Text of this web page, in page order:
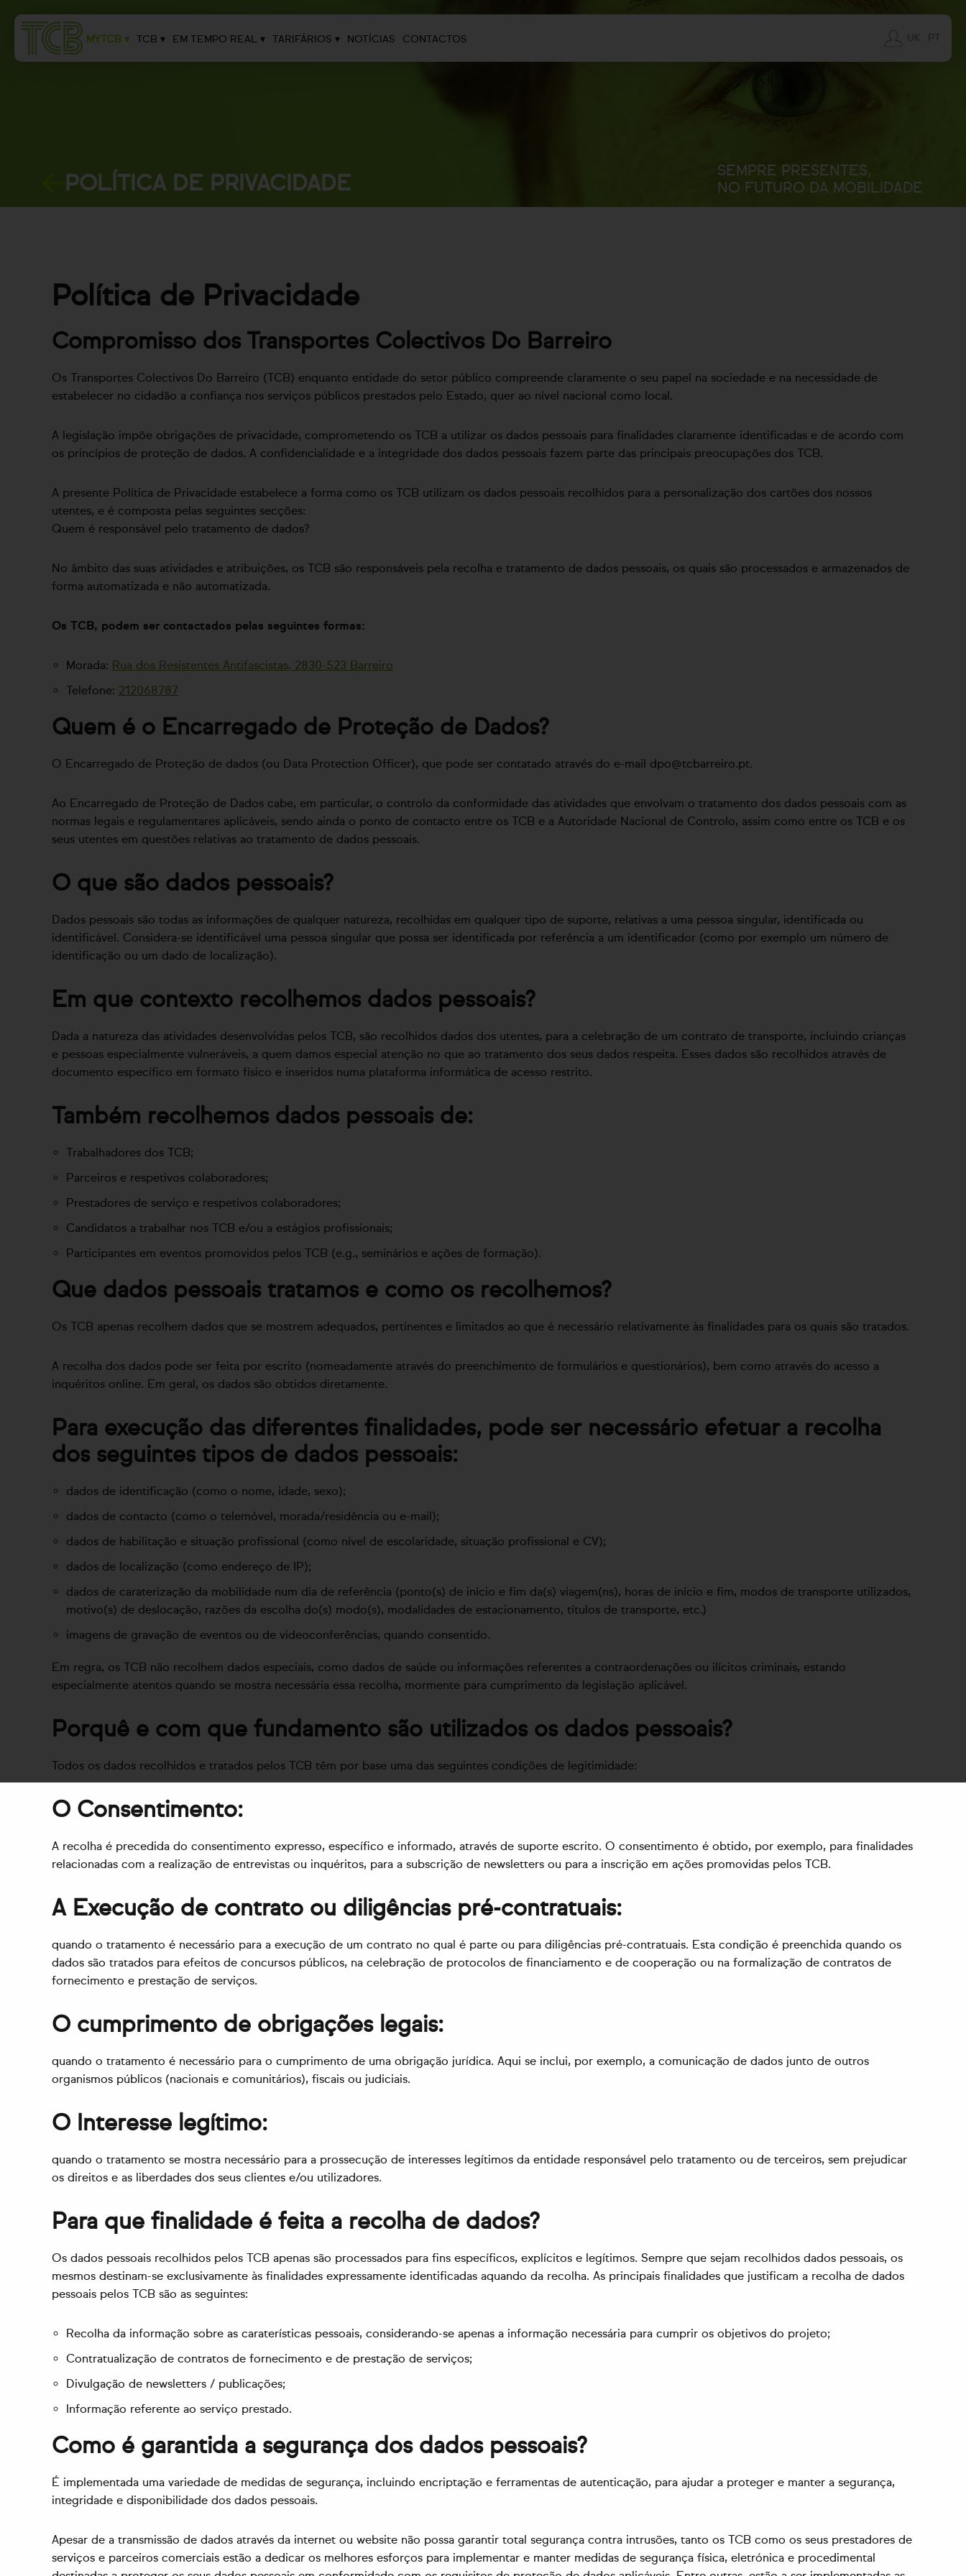
MYTCB ▾ TCB ▾ EM TEMPO REAL ▾ TARIFÁRIOS ▾ NOTÍCIAS CONTACTOS UK PT
SEMPRE PRESENTES,
NO FUTURO DA MOBILIDADE
POLÍTICA DE PRIVACIDADE
Política de Privacidade
Compromisso dos Transportes Colectivos Do Barreiro
Os Transportes Colectivos Do Barreiro (TCB) enquanto entidade do setor público compreende claramente o seu papel na sociedade e na necessidade de
estabelecer no cidadão a confiança nos serviços públicos prestados pelo Estado, quer ao nível nacional como local.
A legislação impõe obrigações de privacidade, comprometendo os TCB a utilizar os dados pessoais para finalidades claramente identificadas e de acordo com
os princípios de proteção de dados. A confidencialidade e a integridade dos dados pessoais fazem parte das principais preocupações dos TCB.
A presente Política de Privacidade estabelece a forma como os TCB utilizam os dados pessoais recolhidos para a personalização dos cartões dos nossos
utentes, e é composta pelas seguintes secções:
Quem é responsável pelo tratamento de dados?
No âmbito das suas atividades e atribuições, os TCB são responsáveis pela recolha e tratamento de dados pessoais, os quais são processados e armazenados de
forma automatizada e não automatizada.
Os TCB, podem ser contactados pelas seguintes formas:
Morada: Rua dos Resistentes Antifascistas, 2830-523 Barreiro
Telefone: 212068787
Quem é o Encarregado de Proteção de Dados?
O Encarregado de Proteção de dados (ou Data Protection Officer), que pode ser contatado através do e-mail dpo@tcbarreiro.pt.
Ao Encarregado de Proteção de Dados cabe, em particular, o controlo da conformidade das atividades que envolvam o tratamento dos dados pessoais com as
normas legais e regulamentares aplicáveis, sendo ainda o ponto de contacto entre os TCB e a Autoridade Nacional de Controlo, assim como entre os TCB e os
seus utentes em questões relativas ao tratamento de dados pessoais.
O que são dados pessoais?
Dados pessoais são todas as informações de qualquer natureza, recolhidas em qualquer tipo de suporte, relativas a uma pessoa singular, identificada ou
identificável. Considera-se identificável uma pessoa singular que possa ser identificada por referência a um identificador (como por exemplo um número de
identificação ou um dado de localização).
Em que contexto recolhemos dados pessoais?
Dada a natureza das atividades desenvolvidas pelos TCB, são recolhidos dados dos utentes, para a celebração de um contrato de transporte, incluindo crianças
e pessoas especialmente vulneráveis, a quem damos especial atenção no que ao tratamento dos seus dados respeita. Esses dados são recolhidos através de
documento específico em formato físico e inseridos numa plataforma informática de acesso restrito.
Também recolhemos dados pessoais de:
Trabalhadores dos TCB;
Parceiros e respetivos colaboradores;
Prestadores de serviço e respetivos colaboradores;
Candidatos a trabalhar nos TCB e/ou a estágios profissionais;
Participantes em eventos promovidos pelos TCB (e.g., seminários e ações de formação).
Que dados pessoais tratamos e como os recolhemos?
Os TCB apenas recolhem dados que se mostrem adequados, pertinentes e limitados ao que é necessário relativamente às finalidades para os quais são tratados.
A recolha dos dados pode ser feita por escrito (nomeadamente através do preenchimento de formulários e questionários), bem como através do acesso a
inquéritos online. Em geral, os dados são obtidos diretamente.
Para execução das diferentes finalidades, pode ser necessário efetuar a recolha
dos seguintes tipos de dados pessoais:
dados de identificação (como o nome, idade, sexo);
dados de contacto (como o telemóvel, morada/residência ou e-mail);
dados de habilitação e situação profissional (como nível de escolaridade, situação profissional e CV);
dados de localização (como endereço de IP);
dados de caraterização da mobilidade num dia de referência (ponto(s) de início e fim da(s) viagem(ns), horas de início e fim, modos de transporte utilizados,
motivo(s) de deslocação, razões da escolha do(s) modo(s), modalidades de estacionamento, títulos de transporte, etc.)
imagens de gravação de eventos ou de videoconferências, quando consentido.
Em regra, os TCB não recolhem dados especiais, como dados de saúde ou informações referentes a contraordenações ou ilícitos criminais, estando
especialmente atentos quando se mostra necessária essa recolha, mormente para cumprimento da legislação aplicável.
Porquê e com que fundamento são utilizados os dados pessoais?
Todos os dados recolhidos e tratados pelos TCB têm por base uma das seguintes condições de legitimidade:
O Consentimento:
A recolha é precedida do consentimento expresso, específico e informado, através de suporte escrito. O consentimento é obtido, por exemplo, para finalidades
relacionadas com a realização de entrevistas ou inquéritos, para a subscrição de newsletters ou para a inscrição em ações promovidas pelos TCB.
A Execução de contrato ou diligências pré-contratuais:
quando o tratamento é necessário para a execução de um contrato no qual é parte ou para diligências pré-contratuais. Esta condição é preenchida quando os
dados são tratados para efeitos de concursos públicos, na celebração de protocolos de financiamento e de cooperação ou na formalização de contratos de
fornecimento e prestação de serviços.
O cumprimento de obrigações legais:
quando o tratamento é necessário para o cumprimento de uma obrigação jurídica. Aqui se inclui, por exemplo, a comunicação de dados junto de outros
organismos públicos (nacionais e comunitários), fiscais ou judiciais.
O Interesse legítimo:
quando o tratamento se mostra necessário para a prossecução de interesses legítimos da entidade responsável pelo tratamento ou de terceiros, sem prejudicar
os direitos e as liberdades dos seus clientes e/ou utilizadores.
Para que finalidade é feita a recolha de dados?
Os dados pessoais recolhidos pelos TCB apenas são processados para fins específicos, explícitos e legítimos. Sempre que sejam recolhidos dados pessoais, os
mesmos destinam-se exclusivamente às finalidades expressamente identificadas aquando da recolha. As principais finalidades que justificam a recolha de dados
pessoais pelos TCB são as seguintes:
Recolha da informação sobre as caraterísticas pessoais, considerando-se apenas a informação necessária para cumprir os objetivos do projeto;
Contratualização de contratos de fornecimento e de prestação de serviços;
Divulgação de newsletters / publicações;
Informação referente ao serviço prestado.
Como é garantida a segurança dos dados pessoais?
É implementada uma variedade de medidas de segurança, incluindo encriptação e ferramentas de autenticação, para ajudar a proteger e manter a segurança,
integridade e disponibilidade dos dados pessoais.
Apesar de a transmissão de dados através da internet ou website não possa garantir total segurança contra intrusões, tanto os TCB como os seus prestadores de
serviços e parceiros comerciais estão a dedicar os melhores esforços para implementar e manter medidas de segurança física, eletrónica e procedimental